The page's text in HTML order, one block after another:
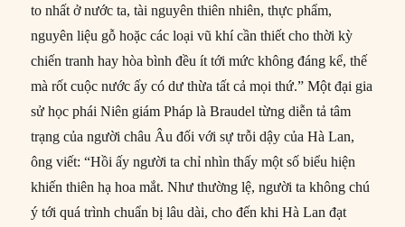
to nhất ở nước ta, tài nguyên thiên nhiên, thực phẩm,
nguyên liệu gỗ hoặc các loại vũ khí cần thiết cho thời kỳ
chiến tranh hay hòa bình đều ít tới mức không đáng kể, thế
mà rốt cuộc nước ấy có dư thừa tất cả mọi thứ.” Một đại gia
sử học phái Niên giám Pháp là Braudel từng diễn tả tâm
trạng của người châu Âu đối với sự trỗi dậy của Hà Lan,
ông viết: “Hồi ấy người ta chỉ nhìn thấy một số biểu hiện
khiến thiên hạ hoa mắt. Như thường lệ, người ta không chú
ý tới quá trình chuẩn bị lâu dài, cho đến khi Hà Lan đạt